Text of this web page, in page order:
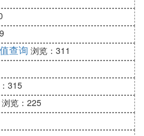
又译墨比尔斯)，现任邓
管理了约200亿美元的新
于1987年加入邓普顿，当
基金总裁。
佳
美国《财智月刊》杂志于2
期封面文章标题为“全美
查询 浏览：311
315
浏览：225